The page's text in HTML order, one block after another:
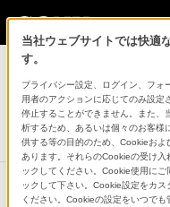
モバイルバッテリー／
USB出力機能付きACアダプター
CP-AD2
DISCONTINUED 生産完了
当社ウェブサイトでは快適
す。
プライバシー設定、ログイン、フォ
用者のアクションに応じてのみ設
停止することができません。また、
析するため、あるいは個々のお客様
供する等の目的のため、Cookieお
あります。それらのCookieの受け
ックしてください。Cookie使用に
ックして下さい。Cookie設定をカ
ください。Cookieの設定をいつで